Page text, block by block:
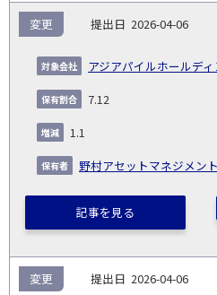
2026-04-06
アジアパイルホールデ
変更
7.12
1.1
野村アセットマネジメン
記事を見る
2026-04-06
変更